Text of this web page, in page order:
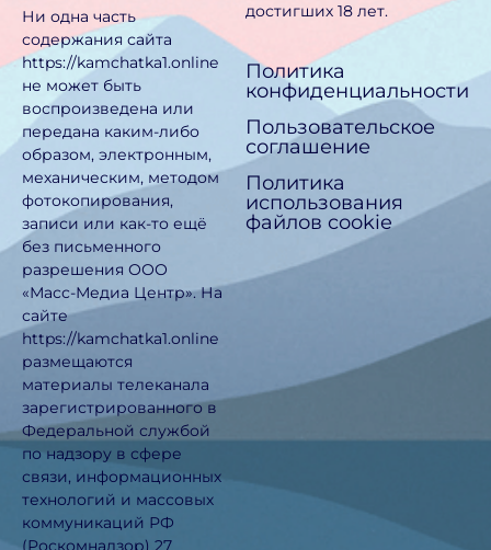
Ни одна часть
содержания сайта
https://kamchatka1.online
не может быть
воспроизведена или
передана каким-либо
образом, электронным,
механическим, методом
фотокопирования,
записи или как-то ещё
без письменного
разрешения ООО
«Масс-Медиа Центр». На
сайте
https://kamchatka1.online
размещаются
материалы телеканала
зарегистрированного в
Федеральной службой
по надзору в сфере
связи, информационных
технологий и массовых
коммуникаций РФ
(Роскомнадзор) 27
достигших 18 лет.
Политика
конфиденциальности
Пользовательское
соглашение
Политика
использования
файлов cookie